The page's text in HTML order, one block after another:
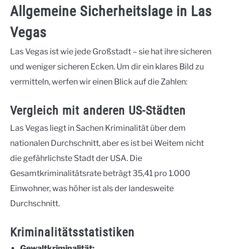
Allgemeine Sicherheitslage in Las
Vegas
Las Vegas ist wie jede Großstadt – sie hat ihre sicheren
und weniger sicheren Ecken. Um dir ein klares Bild zu
vermitteln, werfen wir einen Blick auf die Zahlen:
Vergleich mit anderen US-Städten
Las Vegas liegt in Sachen Kriminalität über dem
nationalen Durchschnitt, aber es ist bei Weitem nicht
die gefährlichste Stadt der USA. Die
Gesamtkriminalitätsrate beträgt 35,41 pro 1.000
Einwohner, was höher ist als der landesweite
Durchschnitt.
Kriminalitätsstatistiken